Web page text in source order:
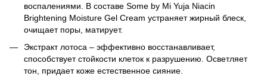
воспалениями. В составе Some by Mi Yuja Niacin
Brightening Moisture Gel Cream устраняет жирный блеск,
очищает поры, матирует.
Экстракт лотоса – эффективно восстанавливает,
способствует стойкости клеток к разрушению. Осветляет
тон, придает коже естественное сияние.